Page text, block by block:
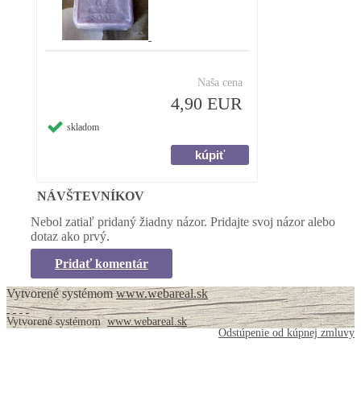
Naša cena
4,90 EUR
skladom
NÁVŠTEVNÍKOV
Nebol zatiaľ pridaný žiadny názor. Pridajte svoj názor alebo
dotaz ako prvý.
Pridať komentár
Vytvorené systémomwww.webareal.sk
Vytvorené systémom www.webareal.sk
Odstúpenie od kúpnej zmluvy